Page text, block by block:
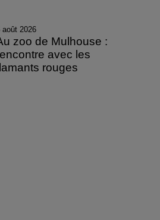
août 2026
zoo de Mulhouse :
avec les
rouges